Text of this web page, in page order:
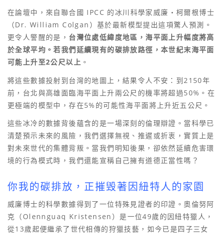
在論壇中，來自聯合國 IPCC 的冰川科學家威廉・柯爾根博士
（Dr. William Colgan）基於最新模型提出這項驚人預測。
更令人警醒的是， 台灣位處低緯度地區，海平面上升幅度將高
於全球平均。若我們延續現有的碳排放路徑，本世紀末海平面
可能上升至2公尺以上 。
將這些數據投射到台灣的地圖上，結果令人不安：到2150年
前，台北與高雄面臨海平面上升兩公尺的機率將超過50%。在
更極端的模型中，存在5%的可能性海平面將上升近五公尺。
這些冰冷的數據背後蘊含的是一場深刻的倫理辯證。當科學已
清楚預示未來的風險，我們選擇無視、推遲或折衷，實質上是
對未來世代的集體背叛。當我們明知後果，卻依然延續危害環
境的行為模式時，我們還能宣稱自己擁有道德正當性嗎？
你我的碳排放，正摧毁著因紐特人的家園
威廉博士的科學數據得到了一位特殊見證者的印證。奧倫努阿
克（Olennguaq Kristensen）是一位49歲的因紐特獵人，
從13歲起便繼承了世代相傳的狩獵技藝，如今已是四子三女